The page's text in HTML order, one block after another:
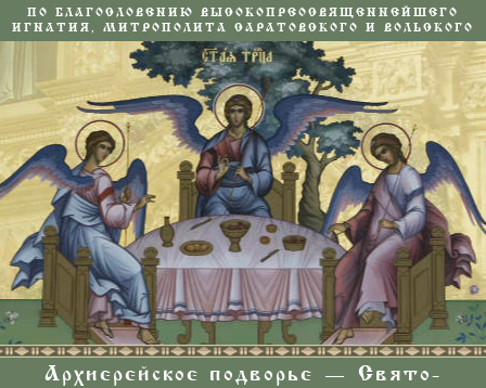
ПО БЛАГОСЛОВЕНИЮ ВЫСОКОПРЕОСВЯЩЕННЕЙШЕГО
ИГНАТИЯ, МИТРОПОЛИТА САРАТОВСКОГО И ВОЛЬСКОГО
Архиерейское подворье — Свято-